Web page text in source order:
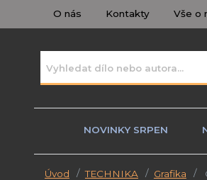
O nás Kontakty Vše o
NOVINKY SRPEN
Úvod TECHNIKA Grafika